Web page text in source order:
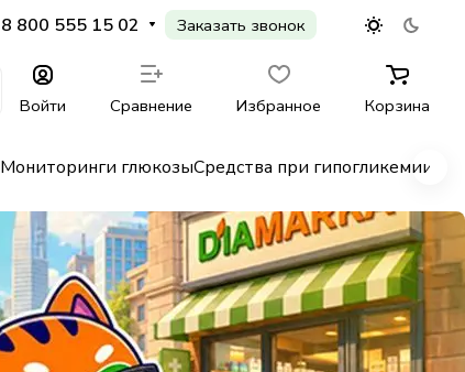
8 800 555 15 02 Заказать звонок
Войти Сравнение Избранное Корзина
Мониторинги глюкозыСредства при гипогликемии